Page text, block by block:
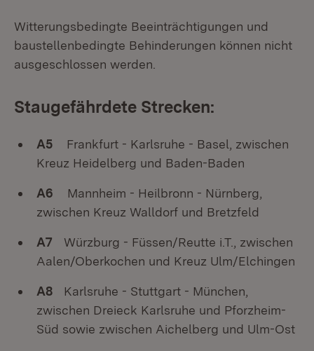
Witterungsbedingte Beeinträchtigungen und
baustellenbedingte Behinderungen können nicht
ausgeschlossen werden.
Staugefährdete Strecken:
A5 Frankfurt - Karlsruhe - Basel, zwischen
Kreuz Heidelberg und Baden-Baden
A6 Mannheim - Heilbronn - Nürnberg,
zwischen Kreuz Walldorf und Bretzfeld
A7 Würzburg - Füssen/Reutte i.T., zwischen
Aalen/Oberkochen und Kreuz Ulm/Elchingen
A8 Karlsruhe - Stuttgart - München,
zwischen Dreieck Karlsruhe und Pforzheim-
Süd sowie zwischen Aichelberg und Ulm-Ost